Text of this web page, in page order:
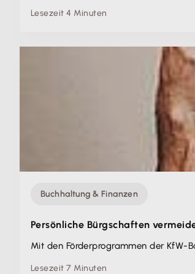
Lesezeit 4 Minuten
Buchhaltung & Finanzen
Persönliche Bürgschaften
Mit den Förderprogrammen der KfW-
Lesezeit 7 Minuten